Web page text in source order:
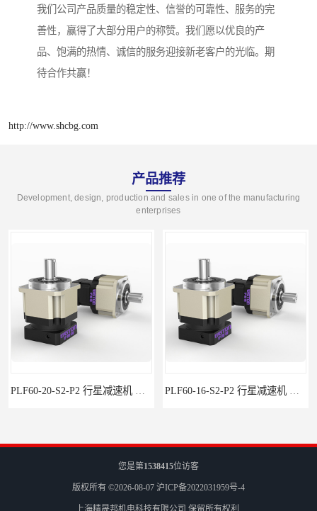
我们公司产品质量的稳定性、信誉的可靠性、服务的完
善性，赢得了大部分用户的称赞。我们愿以优良的产
品、饱满的热情、诚信的服务迎接新老客户的光临。期
待合作共赢！
http://www.shcbg.com
产品推荐
Development, design, production and sales in one of the manufacturing
enterprises
您是第1538415位访客
版权所有 ©2026-08-07 沪ICP备2022031959号-4
上海精晟邦机电科技有限公司 保留所有权利.